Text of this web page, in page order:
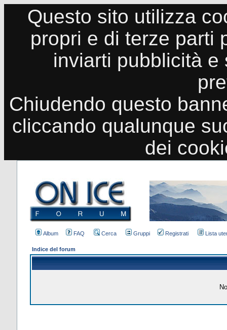
Questo sito utilizza
propri e di terze parti
inviarti pubblicità
Chiudendo questo
cliccando qualunque
dei
Album FAQ Cerca Gruppi Registrati Lista
Indice del forum